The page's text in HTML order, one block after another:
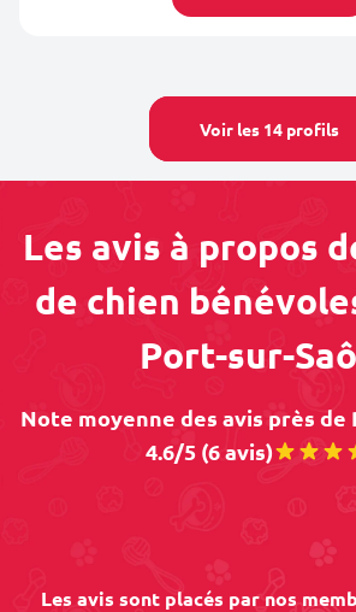
Voir les 14 profils
Les avis à propos
de chien
Port-sur-
Note moyenne des avis près de
4.6/5 (6 avis)
Les avis sont placés par nos